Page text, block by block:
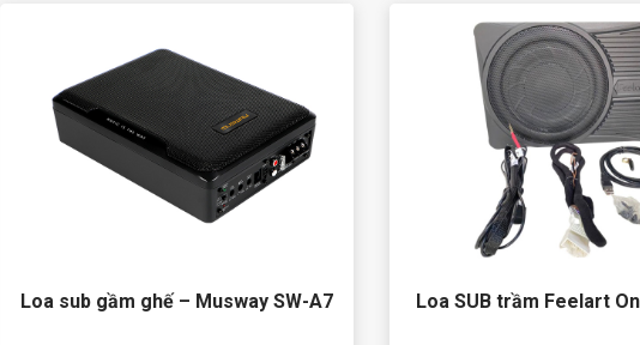
Loa sub gầm ghế – Musway SW-A7 Loa SUB trầm Feelart